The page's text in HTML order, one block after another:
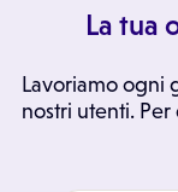
La tua
Lavoriamo ogni
nostri utenti.